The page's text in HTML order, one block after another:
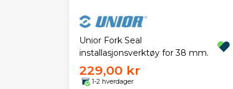
Unior Fork Seal
installasjonsverktøy for 38 mm.
229,00 kr
1-2 hverdager